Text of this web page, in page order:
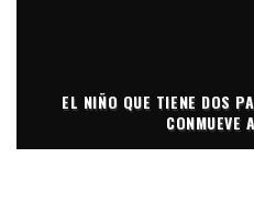
EL NIÑO QUE TIENE DOS
CONMUEVE